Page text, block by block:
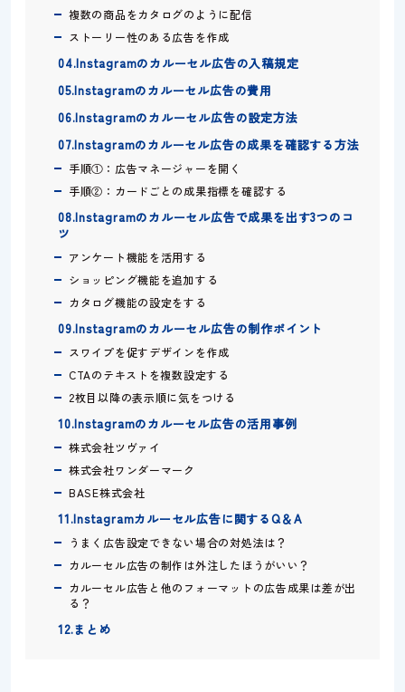
複数の商品をカタログのように配信
ストーリー性のある広告を作成
04.Instagramのカルーセル広告の入稿規定
05.Instagramのカルーセル広告の費用
06.Instagramのカルーセル広告の設定方法
07.Instagramのカルーセル広告の成果を確認する方法
手順①：広告マネージャーを開く
手順②：カードごとの成果指標を確認する
08.Instagramのカルーセル広告で成果を出す3つのコ
ツ
アンケート機能を活用する
ショッピング機能を追加する
カタログ機能の設定をする
09.Instagramのカルーセル広告の制作ポイント
スワイプを促すデザインを作成
CTAのテキストを複数設定する
2枚目以降の表示順に気をつける
10.Instagramのカルーセル広告の活用事例
株式会社ツヴァイ
株式会社ワンダーマーク
BASE株式会社
11.Instagramカルーセル広告に関するQ＆A
うまく広告設定できない場合の対処法は？
カルーセル広告の制作は外注したほうがいい？
カルーセル広告と他のフォーマットの広告成果は差が出
る？
12.まとめ